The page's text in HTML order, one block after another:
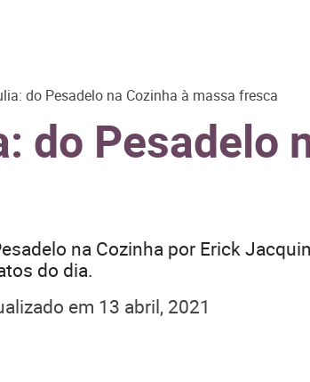
do Pesadelo na Cozinha à massa fresca
do Pesadelo
na Cozinha por Erick
do dia.
em 13 abril, 2021